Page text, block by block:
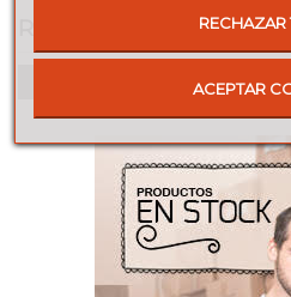
Para escribir una reseña
ACEPTAR